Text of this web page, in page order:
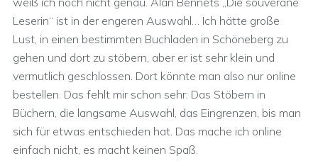
Leserin“ ist in der engeren Auswahl… Ich hätte große
Lust, in einen bestimmten Buchladen in Schöneberg zu
gehen und dort zu stöbern, aber er ist sehr klein und
vermutlich geschlossen. Dort könnte man also nur online
bestellen. Das fehlt mir schon sehr: Das Stöbern in
Büchern, die langsame Auswahl, das Eingrenzen, bis man
sich für etwas entschieden hat. Das mache ich online
einfach nicht, es macht keinen Spaß.